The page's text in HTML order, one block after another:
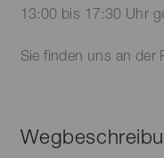
13:00 bis 17:30 Uhr
Sie finden uns an der